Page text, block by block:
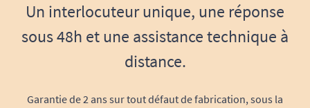
Un interlocuteur unique, une réponse
sous 48h et une assistance technique à
distance.
Garantie de 2 ans sur tout défaut de fabrication, sous la